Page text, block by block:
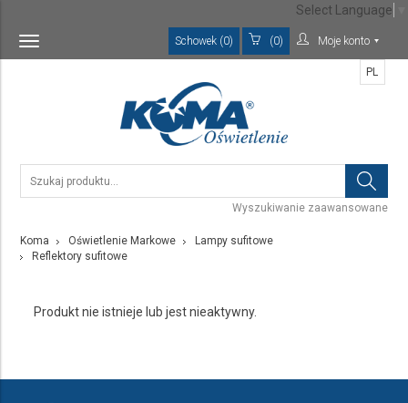
Toggle
navigation
Schowek (0) (0) Moje konto
Wyszukiwanie zaawansowane
PL
Koma Oświetlenie Markowe
Lampy sufitowe
Reflektory sufitowe
Produkt nie istnieje lub jest nieaktywny.
Select Language